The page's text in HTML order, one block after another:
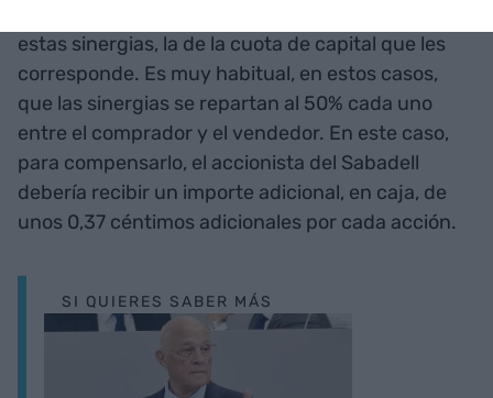
estas sinergias, la de la cuota de capital que les
corresponde. Es muy habitual, en estos casos,
que las sinergias se repartan al 50% cada uno
entre el comprador y el vendedor. En este caso,
para compensarlo, el accionista del Sabadell
debería recibir un importe adicional, en caja, de
unos 0,37 céntimos adicionales por cada acción.
SI QUIERES SABER MÁS